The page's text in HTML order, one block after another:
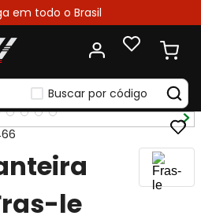
em todo o Brasil
Buscar por código
le